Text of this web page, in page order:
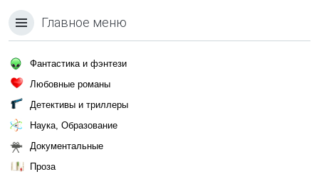
Главное меню
Фантастика и фэнтези
Любовные романы
Детективы и триллеры
Наука, Образование
Документальные
Проза